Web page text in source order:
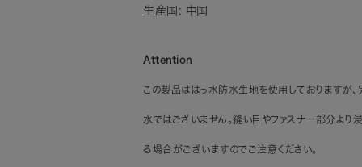
生産国: 中国
Attention
この製品ははっ水防水生地を使用しておりますが、
水ではございません。縫い目やファスナー部分より
る場合がございますのでご注意ください。